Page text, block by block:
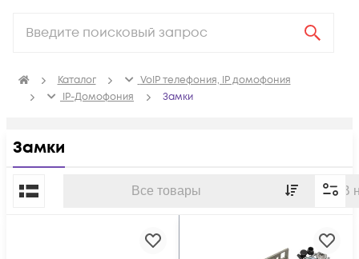
Каталог
VoIP телефония, IP домофония
IP-Домофония
Замки
Замки
Все товары В
По популярности